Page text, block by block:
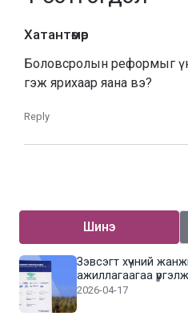
Хатантөмөр
Боловсролын реформыг
гэж ярихаар яана вэ?
Reply
Шинэ
Зэвсэгт хүчний
ажиллагаагаа
2026-04-17